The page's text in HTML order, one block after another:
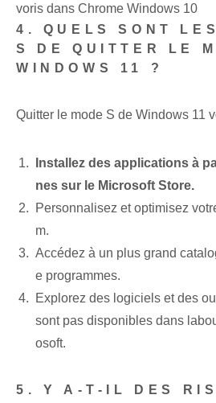
voris dans Chrome Windows 10
4. QUELS SONT
S DE QUITTER LE
WINDOWS 11 ?
Quitter le mode S de Windows 11
Installez des applications à
nes⁤ sur le Microsoft Store.
Personnalisez et optimisez
m.
Accédez à un plus grand
e programmes.
Explorez des logiciels‌ et des
sont pas ⁤disponibles‌ dans
osoft.
5. Y A-T-IL DES